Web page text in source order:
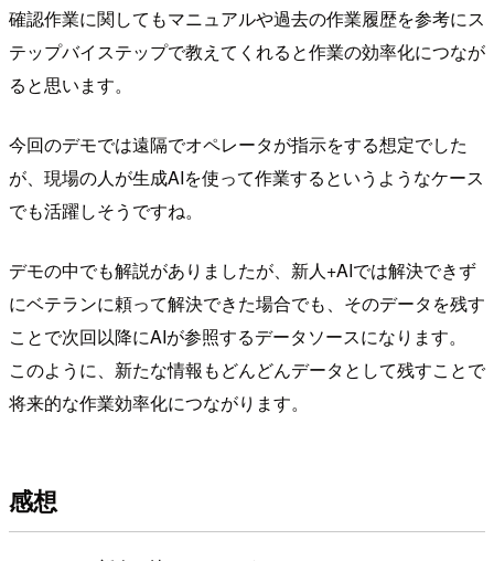
確認作業に関してもマニュアルや過去の作業履歴を参考にス
テップバイステップで教えてくれると作業の効率化につなが
ると思います。
今回のデモでは遠隔でオペレータが指示をする想定でした
が、現場の人が生成AIを使って作業するというようなケース
でも活躍しそうですね。
デモの中でも解説がありましたが、新人+AIでは解決できず
にベテランに頼って解決できた場合でも、そのデータを残す
ことで次回以降にAIが参照するデータソースになります。
このように、新たな情報もどんどんデータとして残すことで
将来的な作業効率化につながります。
感想